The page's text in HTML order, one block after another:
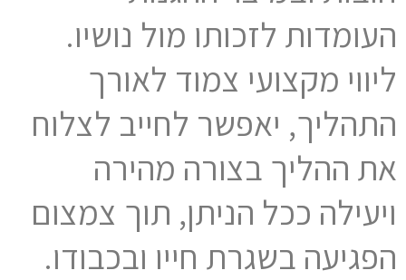
העומדות לזכותו מול נושיו.
ליווי מקצועי צמוד לאורך
התהליך, יאפשר לחייב לצלוח
את ההליך בצורה מהירה
ויעילה ככל הניתן, תוך צמצום
הפגיעה בשגרת חייו ובכבודו.